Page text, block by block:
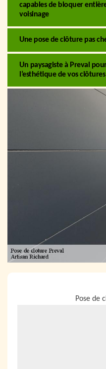
capables de bloquer
voisinage
Une pose de clôture pas
Un paysagiste à Preval
l’esthétique de vos clôtures
Pose de